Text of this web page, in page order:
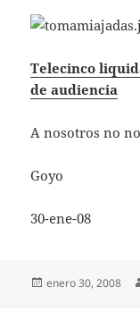
Telecinco
de audiencia
A nosotros no
Goyo
30-ene-08
Publicado
enero 30, 2008